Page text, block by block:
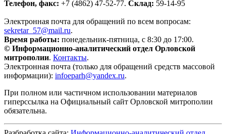
Телефон, факс: +7 (4862) 47-52-77. Склад: 59-14-95
Электронная почта для обращений по всем вопросам:
sekretar_57@mail.ru.
Время работы: понедельник-пятница, с 8:30 до 17:00.
© Информационно-аналитический отдел Орловской
митрополии. Контакты.
Электронная почта (только для обращений средств массовой
информации): infoeparh@yandex.ru.
При полном или частичном использовании материалов
гиперссылка на Официальный сайт Орловской митрополии
обязательна.